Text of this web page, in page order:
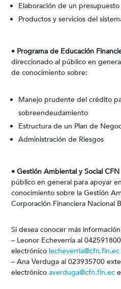
Elaboración de un
Productos y servicios del
• Programa de Educación
direccionado al público en
de conocimiento sobre:
Manejo prudente del crédito
sobreendeudamiento
Estructura de un Plan de
Administración de Riesgos
• Gestión Ambiental y Social CFN
público en general para apoyar
conocimiento sobre la Gestión
Corporación Financiera Nacional
Si desea conocer más
– Leonor Echeverría al
electrónico lecheverria@cfn.fin.ec
– Ana Verduga al 023935700
electrónicoaverduga@cfn.fin.ec